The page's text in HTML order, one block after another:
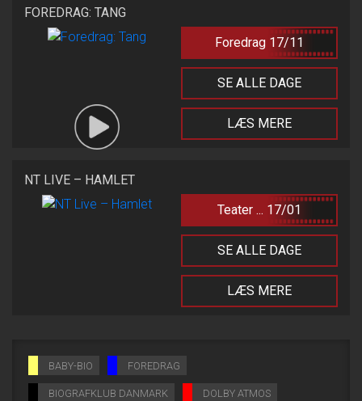
FOREDRAG: TANG
Foredrag 17/11
SE ALLE DAGE
LÆS MERE
NT LIVE – HAMLET
Teater ... 17/01
SE ALLE DAGE
LÆS MERE
BABY-BIO FOREDRAG
BIOGRAFKLUB DANMARK DOLBY ATMOS